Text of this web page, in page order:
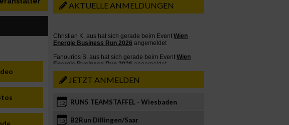
AKTUELLE ANMELDUNGEN
JETZT ANMELDEN
12 RUN5 TEAMSTAFFEL - Wiesbaden
13 B2Run Dillingen/Saar